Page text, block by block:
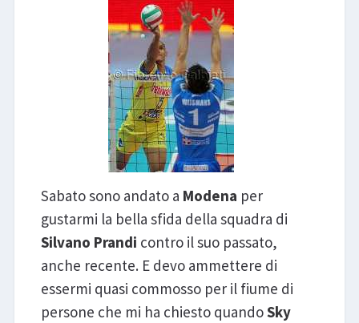
Sabato sono andato a Modena per
gustarmi la bella sfida della squadra di
Silvano Prandi contro il suo passato,
anche recente. E devo ammettere di
essermi quasi commosso per il fiume di
persone che mi ha chiesto quandoSky